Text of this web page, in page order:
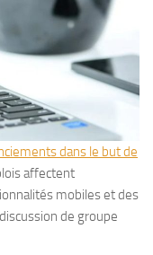
dans le but de
affectent
mobiles et des
de groupe